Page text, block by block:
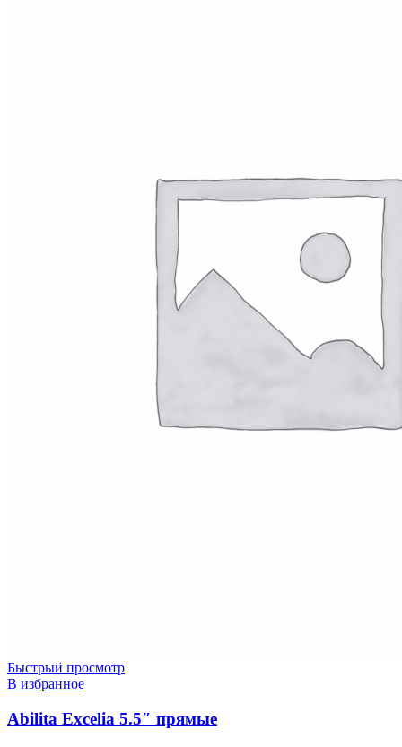
Быстрый просмотр
В избранное
Abilita Excelia 5.5″ прямые